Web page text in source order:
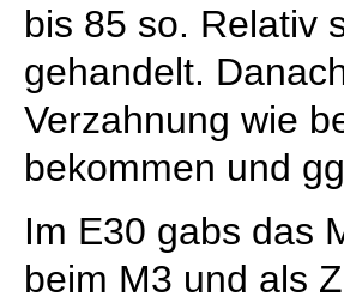
bis 85 so. Relativ
gehandelt.
Verzahnung wie
bekommen und
Im E30 gabs das
beim M3 und als